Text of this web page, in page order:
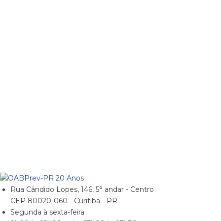
Rua Cândido Lopes, 146, 5° andar - Centro
CEP 80020-060 - Curitiba - PR
Segunda à sexta-feira: